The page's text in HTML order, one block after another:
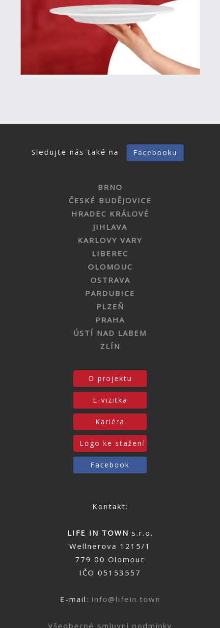
Sledujte nás také na Facebooku
BRNO
ČESKÉ BUDĚJOVICE
HRADEC KRÁLOVÉ
JIHLAVA
KARLOVY VARY
LIBEREC
OLOMOUC
OSTRAVA
PARDUBICE
PLZEŇ
PRAHA
ÚSTÍ NAD LABEM
ZLÍN
O projektu
E-vizitka
Kariéra
Logo ke stažení
Facebook
Kontakt:
LIFE IN TOWN s.r.o.
Wellnerova 1215/1
779 00 Olomouc
IČO 05153557
E-mail: info@lifein.town
Všeobecné smluvní podmínky